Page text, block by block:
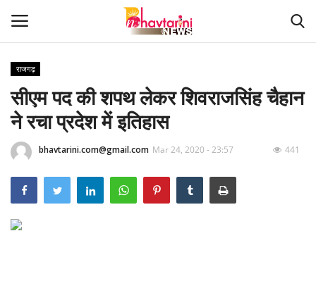
Home
संपर्क करें
हमारे बारे मेंं
राजगढ़
सीएम पद की शपथ लेकर शिवराजसिंह चैहान
ने रचा प्रदेश में इतिहास
bhavtarini.com@gmail.com Mar 24, 2020 - 23:57 441